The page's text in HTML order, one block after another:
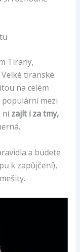
Tirany,
tiranské
na celém
mezi
nízajít i za tmy,
a budete
k zapůjčení),